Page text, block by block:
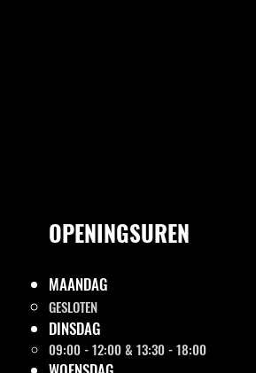
OPENINGSUREN
MAANDAG
GESLOTEN
DINSDAG
09:00 - 12:00 & 13:30 - 18:00